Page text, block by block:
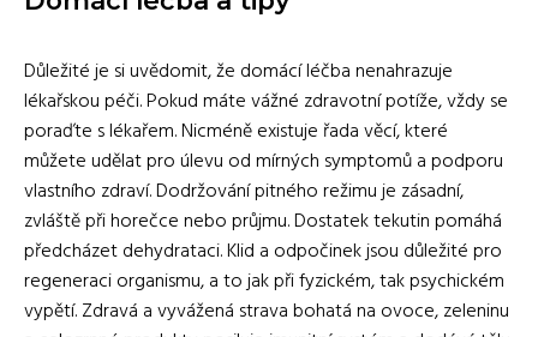
Důležité je si uvědomit, že domácí léčba nenahrazuje
lékařskou péči. Pokud máte vážné zdravotní potíže, vždy se
poraďte s lékařem. Nicméně existuje řada věcí, které
můžete udělat pro úlevu od mírných symptomů a podporu
vlastního zdraví. Dodržování pitného režimu je zásadní,
zvláště při horečce nebo průjmu. Dostatek tekutin pomáhá
předcházet dehydrataci. Klid a odpočinek jsou důležité pro
regeneraci organismu, a to jak při fyzickém, tak psychickém
vypětí. Zdravá a vyvážená strava bohatá na ovoce, zeleninu